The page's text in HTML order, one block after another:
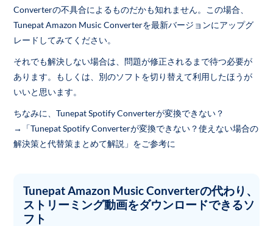
Converterの不具合によるものだかも知れません。この場合、
Tunepat Amazon Music Converterを最新バージョンにアップグ
レードしてみてください。
それでも解決しない場合は、問題が修正されるまで待つ必要が
あります。もしくは、別のソフトを切り替えて利用したほうが
いいと思います。
ちなみに、Tunepat Spotify Converterが変換できない？
→「Tunepat Spotify Converterが変換できない？使えない場合の
解決策と代替策まとめて解説」をご参考に
Tunepat Amazon Music Converterの代わり、
ストリーミング動画をダウンロードできるソ
フト